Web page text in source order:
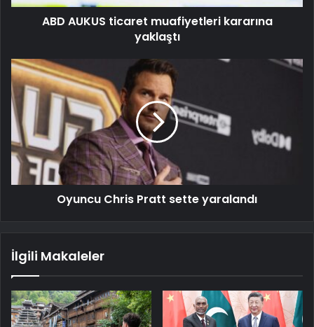
ABD AUKUS ticaret muafiyetleri kararına
yaklaştı
Oyuncu Chris Pratt sette yaralandı
İlgili Makaleler